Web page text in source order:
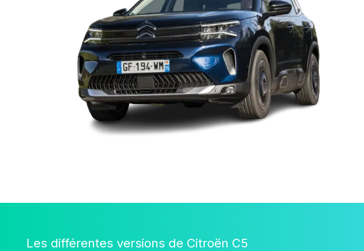
Les différentes versions de Citroën C5